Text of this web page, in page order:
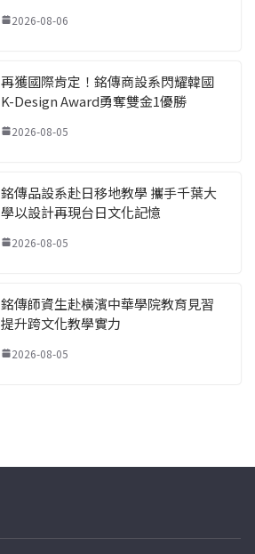
2026-08-06
再獲國際肯定！銘傳商設系閃耀韓國
K-Design Award勇奪雙金1優勝
2026-08-05
銘傳品設系赴日移地教學 攜手千葉大
學以設計再現台日文化記憶
2026-08-05
銘傳師資生赴橫濱中華學院教育見習
提升跨文化教學實力
2026-08-05